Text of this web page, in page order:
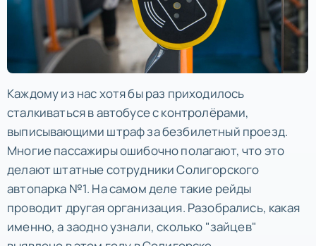
Каждому из нас хотя бы раз приходилось
сталкиваться в автобусе с контролёрами,
выписывающими штраф за безбилетный проезд.
Многие пассажиры ошибочно полагают, что это
делают штатные сотрудники Солигорского
автопарка №1. На самом деле такие рейды
проводит другая организация. Разобрались, какая
именно, а заодно узнали, сколько "зайцев"